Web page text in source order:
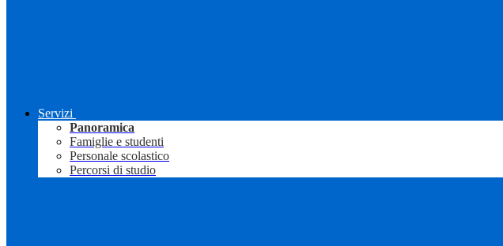
Servizi
Panoramica
Famiglie e studenti
Personale scolastico
Percorsi di studio